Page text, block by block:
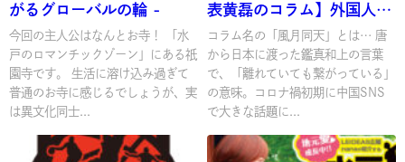
がるグローバルの輪 -
今回の主人公はなんとお寺！ 「水
戸のロマンチックゾーン」にある祇
園寺です。 生活に溶け込み過ぎて
普通のお寺に感じるでしょうが、実
は異文化同士...
表黄磊のコラム】外国人留
学生の活躍支援「留学生ド
ラフト会議」
コラム名の「風月同天」とは… 唐
から日本に渡った鑑真和上の言葉
で、「離れていても繋がっている」
の意味。コロナ禍初期に中国SNS
で大きな話題に...